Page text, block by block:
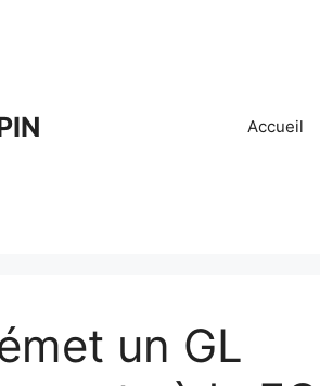
Accueil
un GL